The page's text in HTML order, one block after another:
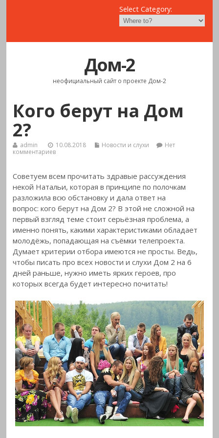
Select Category:
Дом-2
неофициальный сайт о проекте Дом-2
Кого берут на Дом
2?
admin 10.08.2018 Новости и слухи
Нет
комментариев
Советуем всем прочитать здравые рассуждения
некой Натальи, которая в принципе по полочкам
разложила всю обстановку и дала ответ на
вопрос: кого берут на Дом 2? В этой не сложной на
первый взгляд теме стоит серьёзная проблема, а
именно понять, какими характеристиками обладает
молодёжь, попадающая на съёмки телепроекта.
Думает критерии отбора имеются не просты. Ведь,
чтобы писать про всех новости и слухи Дом 2 на 6
дней раньше, нужно иметь ярких героев, про
которых всегда будет интересно почитать!